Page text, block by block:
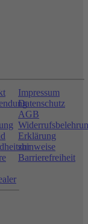
Impressum
Datenschutz
AGB
Erklärung
zur
Barrierefreiheit